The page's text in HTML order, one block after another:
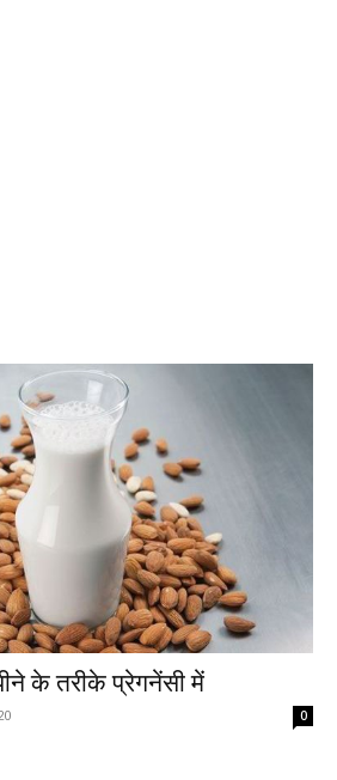
पीने के तरीके प्रेगनेंसी में
0